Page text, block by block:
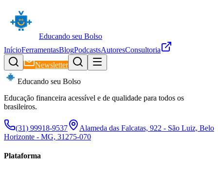
Educando seu Bolso
InícioFerramentasBlogPodcastsAutoresConsultoria
Newsletter
Educando seu Bolso
Educação financeira acessível e de qualidade para todos os
brasileiros.
(31) 99918-9537
Alameda das Falcatas, 922 - São Luiz, Belo
Horizonte - MG, 31275-070
Plataforma